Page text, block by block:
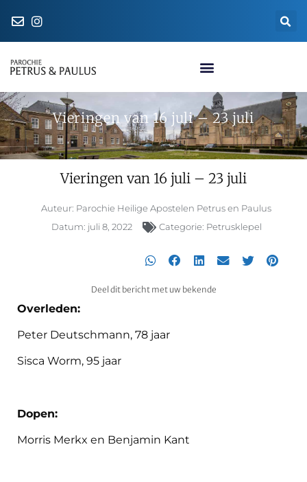
Vieringen van 16 juli – 23 juli
Vieringen van 16 juli – 23 juli
Auteur: Parochie Heilige Apostelen Petrus en Paulus
Datum: juli 8, 2022 Categorie: Petrusklepel
Deel dit bericht met uw bekende
Overleden:
Peter Deutschmann, 78 jaar
Sisca Worm, 95 jaar
Dopen:
Morris Merkx en Benjamin Kant